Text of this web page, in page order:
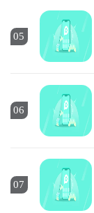
05
06
07